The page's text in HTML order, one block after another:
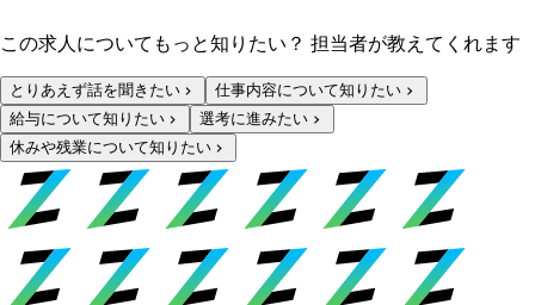
この求人についてもっと知りたい？ 担当者が教えてくれます
とりあえず話を聞きたい
仕事内容について知りたい
給与について知りたい
選考に進みたい
休みや残業について知りたい